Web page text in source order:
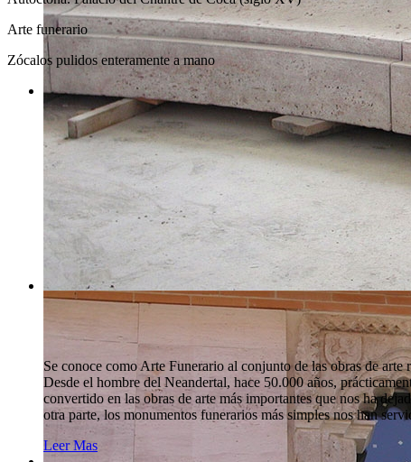
Arte funerario
Zócalos pulidos enteramente a mano
Se conoce como Arte Funerario al conjunto de las obras de arte
Desde el hombre del Neandertal, hace 50.000 años,
convertido en las obras de arte más importantes que nos ha
otra parte, los monumentos funerarios más simples nos han
Leer Mas